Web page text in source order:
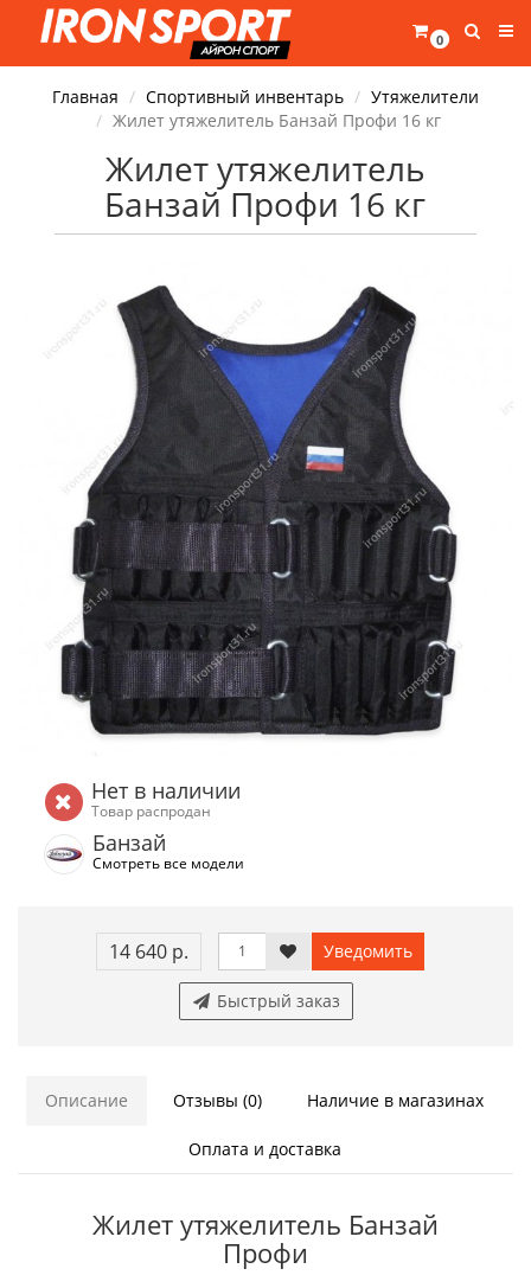
0
Главная Спортивный инвентарь
Утяжелители
Жилет утяжелитель Банзай Профи 16 кг
Жилет утяжелитель
Банзай Профи 16 кг
Нет в наличии
Товар распродан
Банзай
Смотреть все модели
14 640 р. Уведомить
Быстрый заказ
Описание Отзывы (0) Наличие в магазинах
Оплата и доставка
Жилет утяжелитель Банзай
Профи